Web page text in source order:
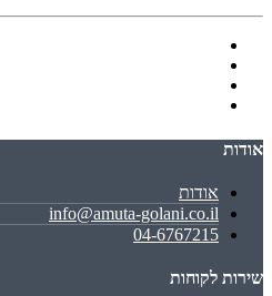
אודות
אודות
info@amuta-golani.co.il
04-6767215
שירות לקוחות